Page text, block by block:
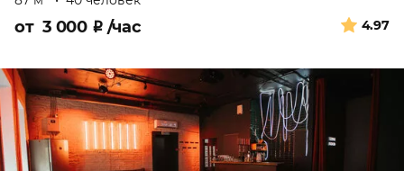
4.97
от 3 000 ₽ /час